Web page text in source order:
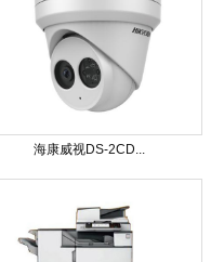
海康威视DS-2CD...